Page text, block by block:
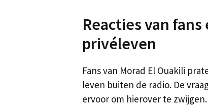
Reacties van
privéleven
Fans van Morad El Ouakili
leven buiten de radio. De
ervoor om hierover te